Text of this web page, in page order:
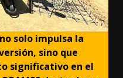
solo impulsa la
sino que
significativo en el